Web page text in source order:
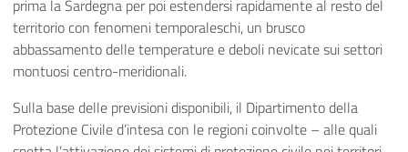
prima la Sardegna per poi estendersi rapidamente al resto del
territorio con fenomeni temporaleschi, un brusco
abbassamento delle temperature e deboli nevicate sui settori
montuosi centro-meridionali.
Sulla base delle previsioni disponibili, il Dipartimento della
Protezione Civile d’intesa con le regioni coinvolte – alle quali